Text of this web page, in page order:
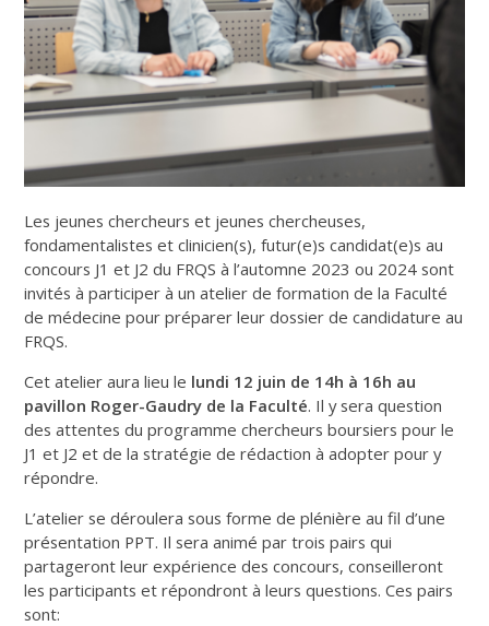
Les jeunes chercheurs et jeunes chercheuses,
fondamentalistes et clinicien(s), futur(e)s candidat(e)s au
concours J1 et J2 du FRQS à l’automne 2023 ou 2024 sont
invités à participer à un atelier de formation de la Faculté
de médecine pour préparer leur dossier de candidature au
FRQS.
Cet atelier aura lieu le lundi 12 juin de 14h à 16h au
pavillon Roger-Gaudry de la Faculté. Il y sera question
des attentes du programme chercheurs boursiers pour le
J1 et J2 et de la stratégie de rédaction à adopter pour y
répondre.
L’atelier se déroulera sous forme de plénière au fil d’une
présentation PPT. Il sera animé par trois pairs qui
partageront leur expérience des concours, conseilleront
les participants et répondront à leurs questions. Ces pairs
sont: